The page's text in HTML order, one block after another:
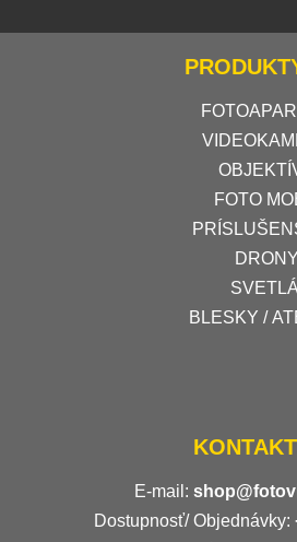
FOTO
DRONY
SVETLÁ
BLESKY /
KONTAKT
E-mail:
Dostupnosť/ Objednávky: